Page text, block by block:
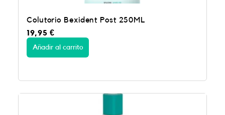
Colutorio Bexident Post 250ML
19,95€
Añadir al carrito